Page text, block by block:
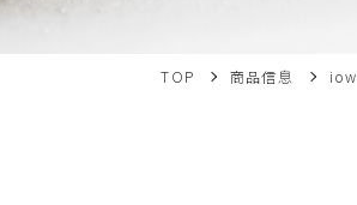
TOP 商品信息 iow